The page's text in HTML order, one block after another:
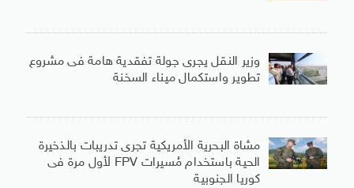
وزير النقل يجرى جولة تفقدية هامة فى مشروع
تطوير واستكمال ميناء السخنة
مشاة البحرية الأمريكية تجرى تدريبات بالذخيرة
الحية باستخدام مُسيرات FPV لأول مرة فى
كوريا الجنوبية